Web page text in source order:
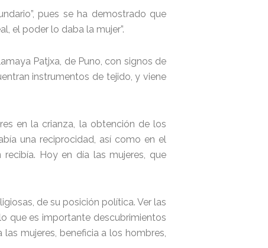
pues se ha demostrado que
el poder lo daba la mujer”.
Patjxa, de Puno, con signos de
instrumentos de tejido, y viene
en la crianza, la obtención de los
una reciprocidad, así como en el
Hoy en día las mujeres, que
de su posición política. Ver las
que es importante descubrimientos
mujeres, beneficia a los hombres,